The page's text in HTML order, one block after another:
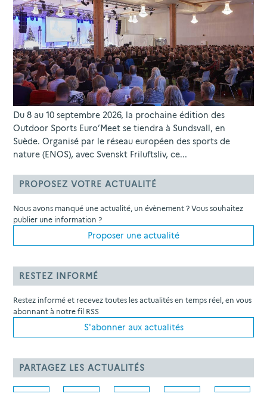
Du 8 au 10 septembre 2026, la prochaine édition des
Outdoor Sports Euro’Meet se tiendra à Sundsvall, en
Suède. Organisé par le réseau européen des sports de
nature (ENOS), avec Svenskt Friluftsliv, ce...
PROPOSEZ VOTRE ACTUALITÉ
Nous avons manqué une actualité, un évènement ? Vous souhaitez
publier une information ?
Proposer une actualité
RESTEZ INFORMÉ
Restez informé et recevez toutes les actualités en temps réel, en vous
abonnant à notre fil RSS
S'abonner aux actualités
PARTAGEZ LES ACTUALITÉS